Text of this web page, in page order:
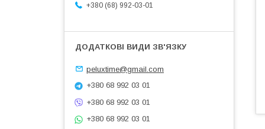
+380 (68) 992-03-01
peluxtime@gmail.com
+380 68 992 03 01
+380 68 992 03 01
+380 68 992 03 01